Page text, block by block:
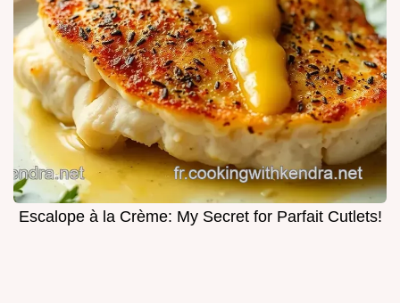
Escalope à la Crème: My Secret for Parfait Cutlets!